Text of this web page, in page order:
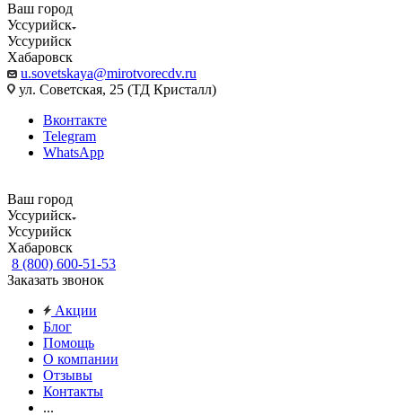
Ваш город
Уссурийск
Уссурийск
Хабаровск
u.sovetskaya@mirotvorecdv.ru
ул. Советская, 25 (ТД Кристалл)
Вконтакте
Telegram
WhatsApp
Ваш город
Уссурийск
Уссурийск
Хабаровск
8 (800) 600-51-53
Заказать звонок
Акции
Блог
Помощь
О компании
Отзывы
Контакты
...